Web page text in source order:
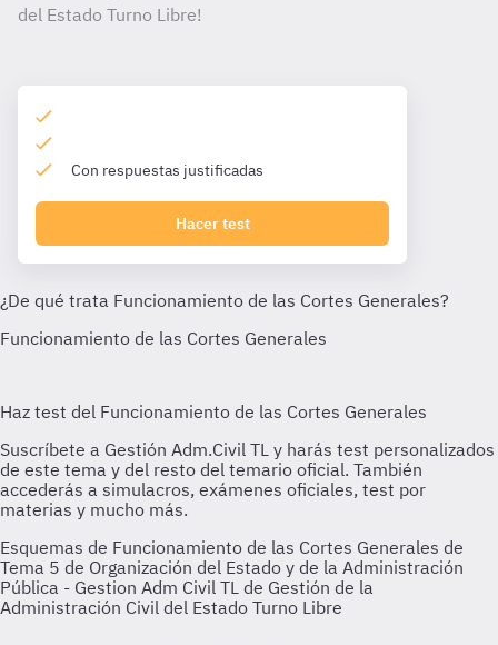
del Estado Turno Libre!
Con respuestas justificadas
Hacer test
Esquemas de Funcionamiento de las Cortes Generales de
Tema 5 de Organización del Estado y de la Administración
Pública - Gestion Adm Civil TL de Gestión de la
Administración Civil del Estado Turno Libre